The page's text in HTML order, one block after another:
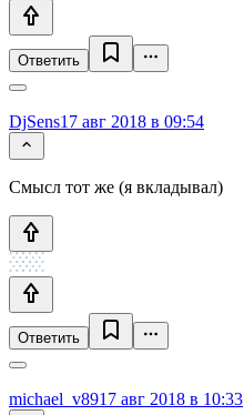
Ответить
DjSens17 авг 2018 в 09:54
Смысл тот же (я вкладывал)
Ответить
michael_v8917 авг 2018 в 10:33